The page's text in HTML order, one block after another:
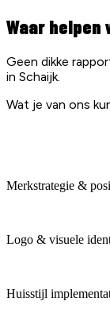
Waar helpen
Geen dikke
in Schaijk.
Wat je van ons
Merkstrategie &
Logo & visuele
Huisstijl